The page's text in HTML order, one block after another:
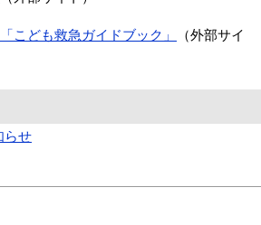
こども救急ガイドブック」
（外部サイ
らせ